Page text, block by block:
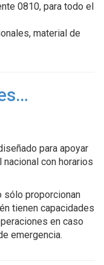
0810, para todo el
material de
para apoyar
con horarios
sólo proporcionan
tienen capacidades
en caso
emergencia.